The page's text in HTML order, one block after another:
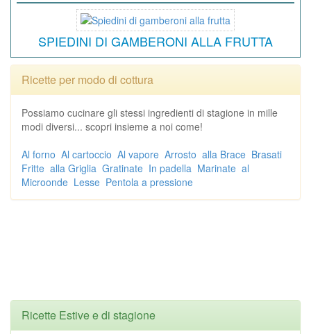
SPIEDINI DI GAMBERONI ALLA FRUTTA
Ricette per modo di cottura
Possiamo cucinare gli stessi ingredienti di stagione in mille
modi diversi... scopri insieme a noi come!
Al forno Al cartoccio Al vapore Arrosto alla Brace Brasati
Fritte alla Griglia Gratinate In padella Marinate al
Microonde Lesse Pentola a pressione
Ricette Estive e di stagione